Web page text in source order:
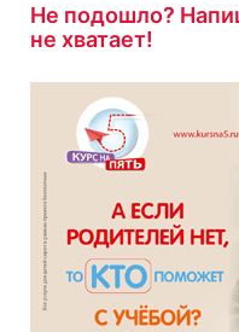
Не подошло?
не хватает!